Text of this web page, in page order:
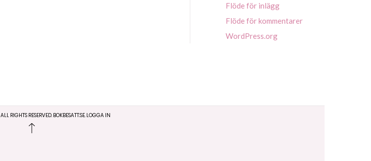
Flöde för inlägg
Flöde för kommentarer
WordPress.org
ALL RIGHTS RESERVED. BOKBESATT.SE. LOGGA IN